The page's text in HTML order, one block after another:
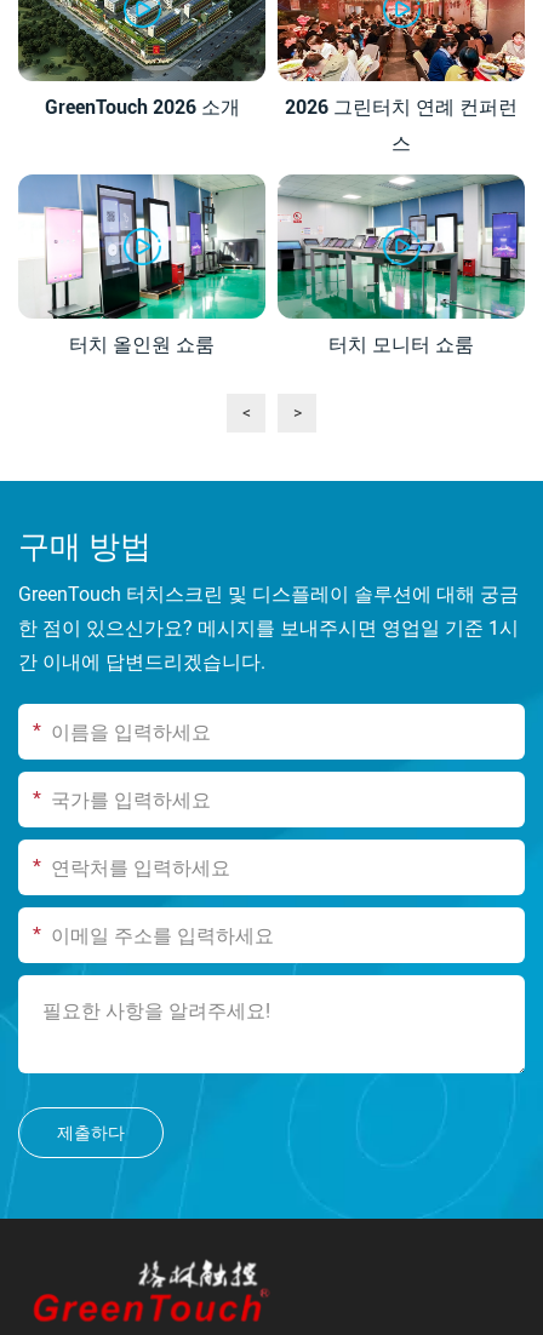
GreenTouch 2026 소개
2026 그린터치 연례 컨퍼런
스
터치 올인원 쇼룸 터치 모니터 쇼룸
< >
구매 방법
GreenTouch 터치스크린 및 디스플레이 솔루션에 대해 궁금
한 점이 있으신가요? 메시지를 보내주시면 영업일 기준 1시
간 이내에 답변드리겠습니다.
*
*
*
*
제출하다